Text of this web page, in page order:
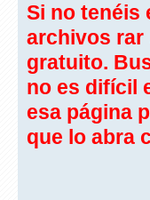
Si no tenéis
archivos rar
gratuito.
no es difícil
esa página
que lo abra